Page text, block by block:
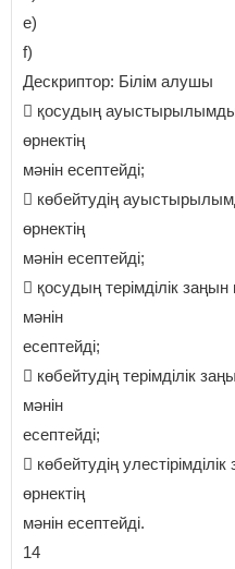
e)
f)
Дескриптор: Білім алушы
 қосудың
өрнектің
мәнін есептейді;
 көбейтудің
өрнектің
мәнін есептейді;
 қосудың терімділік
мәнін
есептейді;
 көбейтудің терімділік
мәнін
есептейді;
 көбейтудің
өрнектің
мәнін есептейді.
14